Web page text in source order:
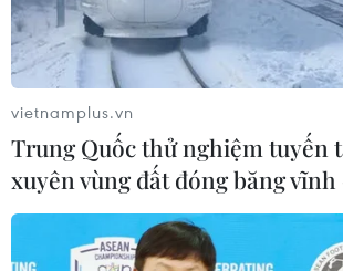
Thông qua công tác hợp tác quốc
thức hỗ trợ về đào tạo huấn
giao kỹ thuật, bệnh viện đã thành
việc thực hiện mục tiêu phát triển
về các lĩnh vực: ghép tạng trẻ
hóa, ngoại niệu, ngoại ung bướu,
ngoại thần kinh, bỏng chỉnh
nhiễm, thận nội tiết…
vietnamplus.vn
Trung Quốc thử nghiệm tuyến
xuyên vùng đất đóng băng vĩnh